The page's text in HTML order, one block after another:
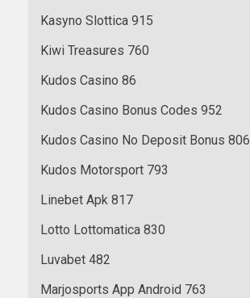
Kasyno Slottica 915
Kiwi Treasures 760
Kudos Casino 86
Kudos Casino Bonus Codes 952
Kudos Casino No Deposit Bonus 806
Kudos Motorsport 793
Linebet Apk 817
Lotto Lottomatica 830
Luvabet 482
Marjosports App Android 763